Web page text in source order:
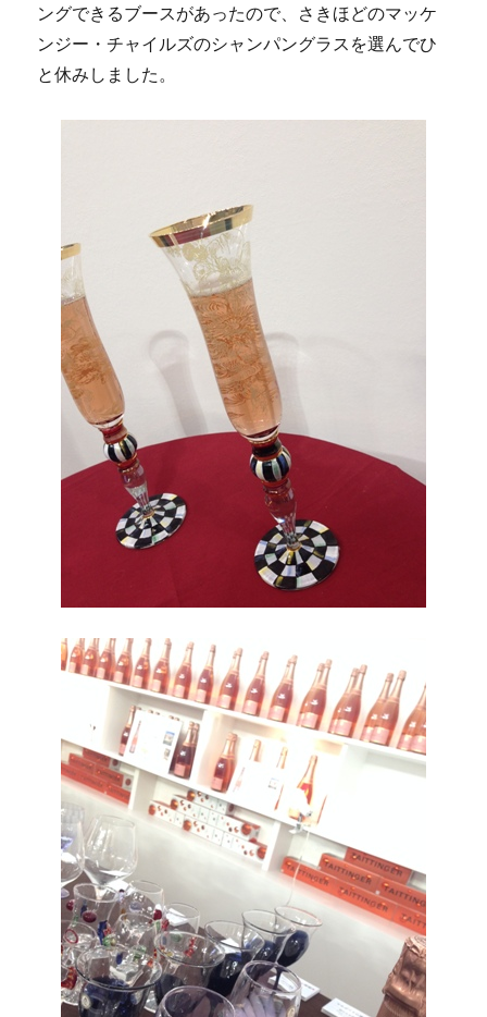
ングできるブースがあったので、さきほどのマッケ
ンジー・チャイルズのシャンパングラスを選んでひ
と休みしました。